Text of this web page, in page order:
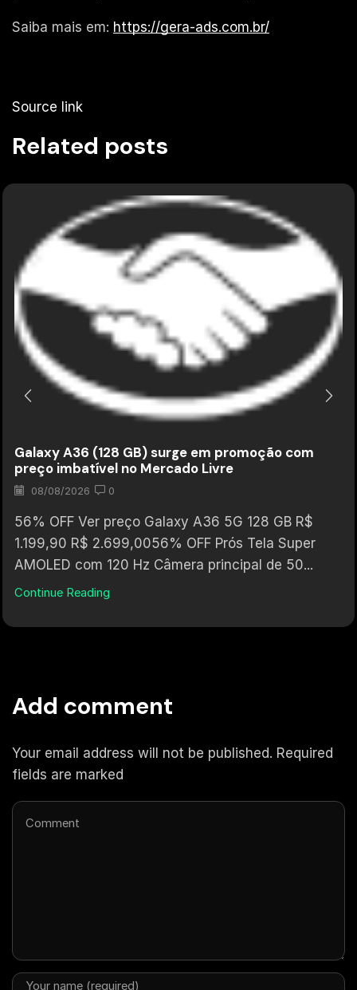
Saiba mais em: https://gera-ads.com.br/
Source link
Related posts
Galaxy A36 (128 GB) surge em promoção com
preço imbatível no Mercado Livre
08/08/2026 0
56% OFF Ver preço Galaxy A36 5G 128 GB R$
1.199,90 R$ 2.699,0056% OFF Prós Tela Super
AMOLED com 120 Hz Câmera principal de 50...
Continue Reading
Add comment
Your email address will not be published. Required
fields are marked